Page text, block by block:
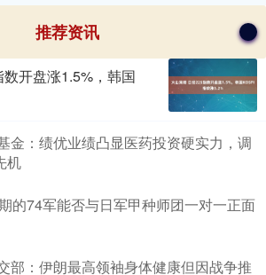
推荐资讯
开盘涨1.5%，韩国
金：绩优业绩凸显医药投资硬实力，调
机
的74军能否与日军甲种师团一对一正面
部：伊朗最高领袖身体健康但因战争推